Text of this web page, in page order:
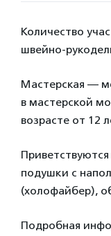
Количество
швейно-
Мастерская —
в мастерской
возрасте от 12
подушки с
(холофайбер),
Подробная